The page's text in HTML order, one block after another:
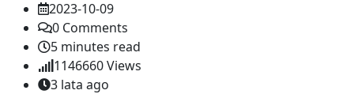
2023-10-09
0 Comments
5 minutes read
1146660Views
3 lata ago